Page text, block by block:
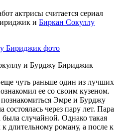
актрисы считается сериал
и Биркан Сокуллу
и Бурджу Бириджик
чуть раньше один из лучших
ее со своим кузеном.
Эмре и Бурджу
через пару лет. Пара
была случайной. Однако такая
длительному роману, а после к